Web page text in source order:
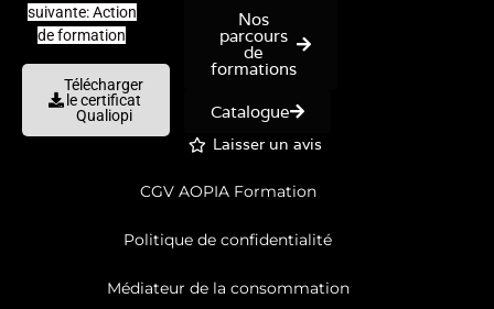
suivante: Action
de formation
Télécharger
le certificat
Qualiopi
Nos
parcours
de
formations
Catalogue
Laisser un avis
CGV AOPIA Formation
Politique de confidentialité
Médiateur de la consommation